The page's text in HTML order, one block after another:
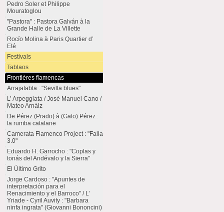
Pedro Soler et Philippe
Mouratoglou
"Pastora" : Pastora Galván à la
Grande Halle de La Villette
Rocío Molina à Paris Quartier d’
Eté
Festivals
Tablaos
Frontières flamencas
Arrajatabla : "Sevilla blues"
L’ Arpeggiata / José Manuel Cano /
Mateo Arnáiz
De Pérez (Prado) à (Gato) Pérez :
la rumba catalane
Camerata Flamenco Project : "Falla
3.0"
Eduardo H. Garrocho : "Coplas y
tonás del Andévalo y la Sierra"
El Último Grito
Jorge Cardoso : "Apuntes de
interpretación para el
Renacimiento y el Barroco" / L’
Yriade - Cyril Auvity : "Barbara
ninfa ingrata" (Giovanni Bononcini)